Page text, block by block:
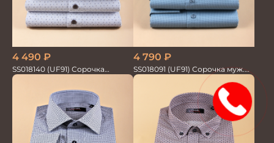
4 490 ₽
SS018140 (UF91) Сорочка
мужская GROSTYLE TRENDY
4 790 ₽
SS018091 (UF91) Сорочка муж.
GROSTYLE PRIME
15%